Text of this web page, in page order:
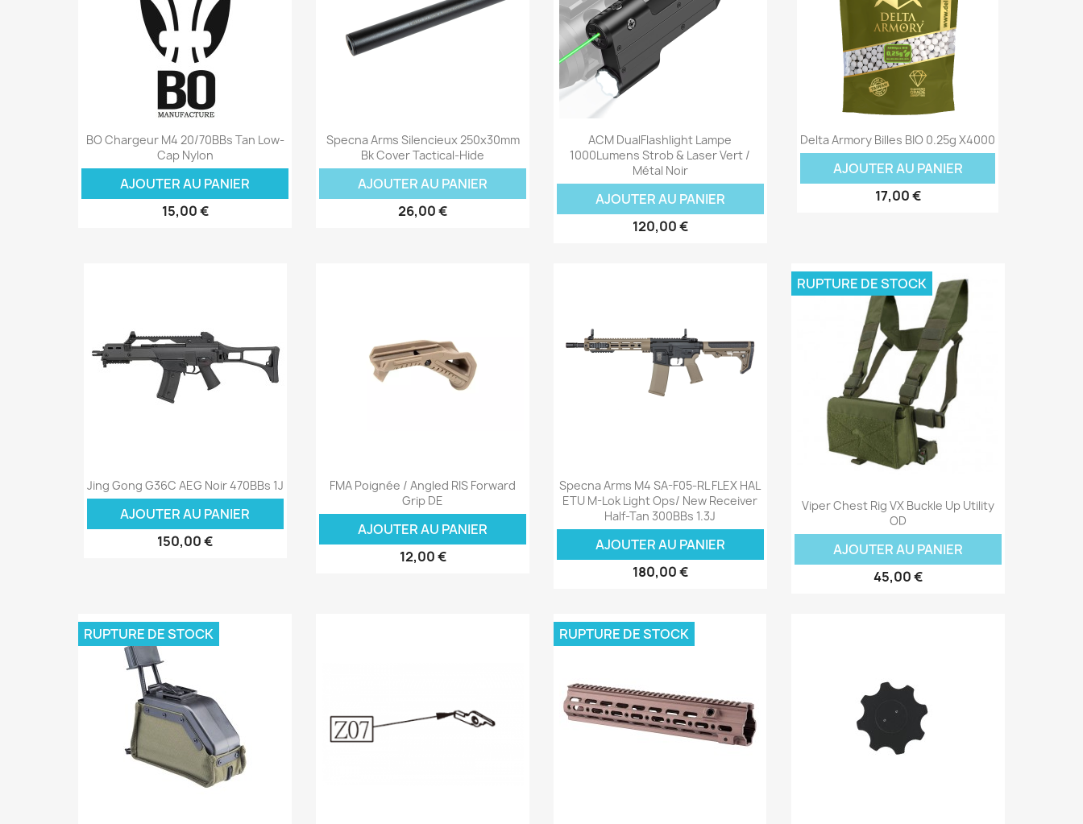
Aperçu rapide
BO Chargeur M4 20/70BBs Tan Low-
Cap Nylon
AJOUTER AU PANIER
15,00 €
Aperçu rapide
Specna Arms Silencieux 250x30mm
Bk Cover Tactical-Hide
AJOUTER AU PANIER
26,00 €
Aperçu rapide
ACM DualFlashlight Lampe
1000Lumens Strob & Laser Vert /
Métal Noir
AJOUTER AU PANIER
120,00 €
Aperçu rapide
Delta Armory Billes BIO 0.25g X4000
AJOUTER AU PANIER
17,00 €
Aperçu rapide
Jing Gong G36C AEG Noir 470BBs 1J
AJOUTER AU PANIER
150,00 €
Aperçu rapide
FMA Poignée / Angled RIS Forward
Grip DE
AJOUTER AU PANIER
12,00 €
Aperçu rapide
Specna Arms M4 SA-F05-RL FLEX HAL
ETU M-Lok Light Ops/ New Receiver
Half-Tan 300BBs 1.3J
AJOUTER AU PANIER
180,00 €
Aperçu rapide
Viper Chest Rig VX Buckle Up Utility
OD
AJOUTER AU PANIER
45,00 €
RUPTURE DE STOCK
RUPTURE DE STOCK RUPTURE DE STOCK